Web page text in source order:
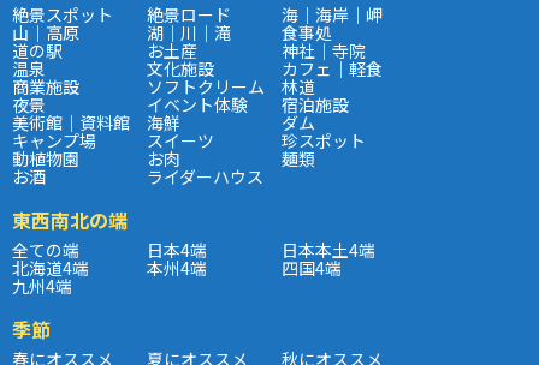
絶景スポット 絶景ロード 海｜海岸｜岬
山｜高原 湖｜川｜滝 食事処
道の駅 お土産 神社｜寺院
温泉 文化施設 カフェ｜軽食
商業施設 ソフトクリーム 林道
夜景 イベント体験 宿泊施設
美術館｜資料館 海鮮 ダム
キャンプ場 スイーツ 珍スポット
動植物園 お肉 麺類
お酒 ライダーハウス
東西南北の端
全ての端 日本4端 日本本土4端
北海道4端 本州4端 四国4端
九州4端
季節
春にオススメ 夏にオススメ 秋にオススメ